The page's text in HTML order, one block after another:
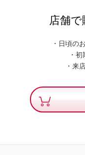
店舗
・日頃の
・
・来